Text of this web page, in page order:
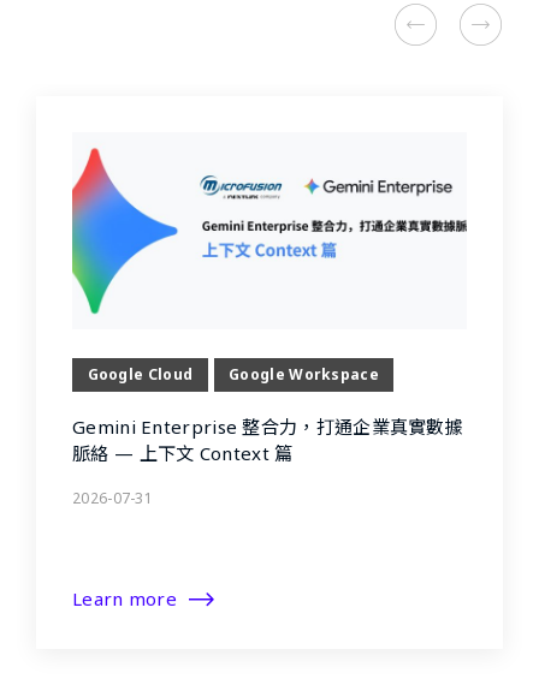
Google Cloud Google Workspace
Gemini Enterprise 整合力，打通企業真實數據
脈絡 — 上下文 Context 篇
2026-07-31
Learn more